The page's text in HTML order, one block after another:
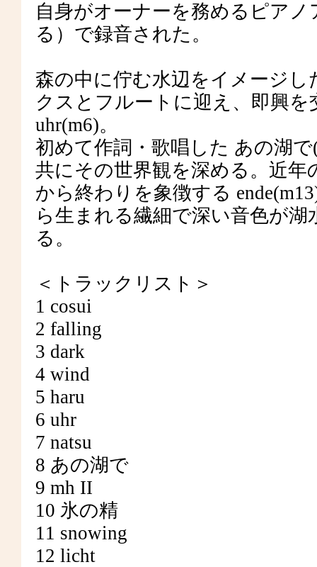
自身がオーナーを務めるピア
る）で録音された。
森の中に佇む水辺をイメージし
クスとフルートに迎え、即興を
uhr(m6)。
初めて作詞・歌唱した あの湖
共にその世界観を深める。近年
から終わりを象徴する
ら生まれる繊細で深い音色が
る。
＜トラックリスト＞
1 cosui
2 falling
3 dark
4 wind
5 haru
6 uhr
7 natsu
8 あの湖で
9 mh II
10 氷の精
11 snowing
12 licht